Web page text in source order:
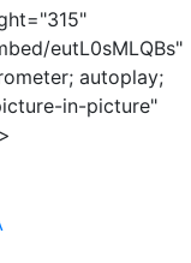
eutL0sMLQBs"
autoplay;
in-picture"